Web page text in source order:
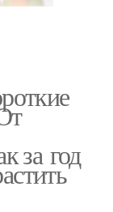
за год